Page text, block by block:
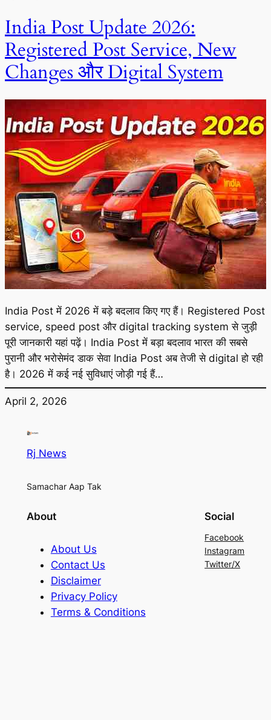
India Post Update 2026:
Registered Post Service, New
Changes और Digital System
India Post में 2026 में बड़े बदलाव किए गए हैं। Registered Post
service, speed post और digital tracking system से जुड़ी
पूरी जानकारी यहां पढ़ें। India Post में बड़ा बदलाव भारत की सबसे
पुरानी और भरोसेमंद डाक सेवा India Post अब तेजी से digital हो रही
है। 2026 में कई नई सुविधाएं जोड़ी गई हैं…
April 2, 2026
Rj News
Samachar Aap Tak
About
About Us
Contact Us
Disclaimer
Privacy Policy
Terms & Conditions
Social
Facebook
Instagram
Twitter/X